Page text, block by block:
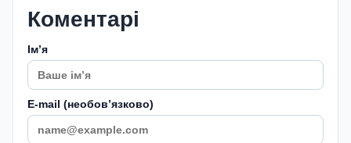
Коментарі
Імʼя
E-mail (необовʼязково)